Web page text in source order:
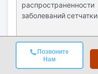
Позвоните
Нам
распространенности
заболеваний сетчатки